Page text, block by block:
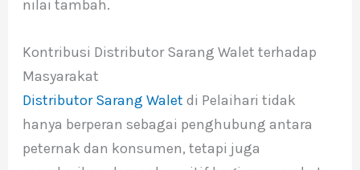
nilai tambah.
Kontribusi Distributor Sarang Walet terhadap
Masyarakat
Distributor Sarang Walet di Pelaihari tidak
hanya berperan sebagai penghubung antara
peternak dan konsumen, tetapi juga